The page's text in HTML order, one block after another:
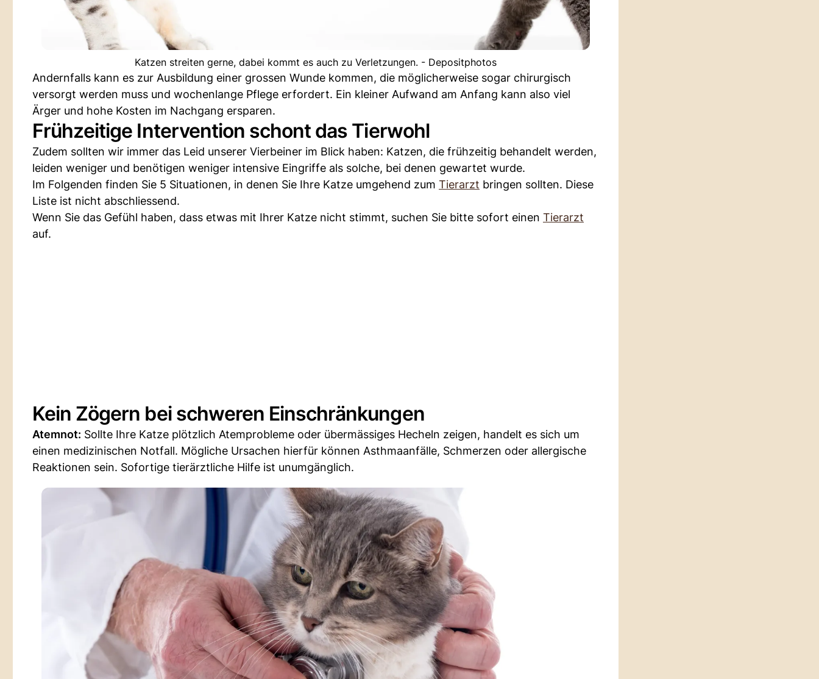
Katzen streiten gerne, dabei kommt es auch zu Verletzungen. - Depositphotos
Andernfalls kann es zur Ausbildung einer grossen Wunde kommen, die möglicherweise sogar chirurgisch
versorgt werden muss und wochenlange Pflege erfordert. Ein kleiner Aufwand am Anfang kann also viel
Ärger und hohe Kosten im Nachgang ersparen.
Frühzeitige Intervention schont das Tierwohl
Zudem sollten wir immer das Leid unserer Vierbeiner im Blick haben: Katzen, die frühzeitig behandelt werden,
leiden weniger und benötigen weniger intensive Eingriffe als solche, bei denen gewartet wurde.
Im Folgenden finden Sie 5 Situationen, in denen Sie Ihre Katze umgehend zum Tierarzt bringen sollten. Diese
Liste ist nicht abschliessend.
Wenn Sie das Gefühl haben, dass etwas mit Ihrer Katze nicht stimmt, suchen Sie bitte sofort einen Tierarzt
auf.
Kein Zögern bei schweren Einschränkungen
Atemnot: Sollte Ihre Katze plötzlich Atemprobleme oder übermässiges Hecheln zeigen, handelt es sich um
einen medizinischen Notfall. Mögliche Ursachen hierfür können Asthmaanfälle, Schmerzen oder allergische
Reaktionen sein. Sofortige tierärztliche Hilfe ist unumgänglich.